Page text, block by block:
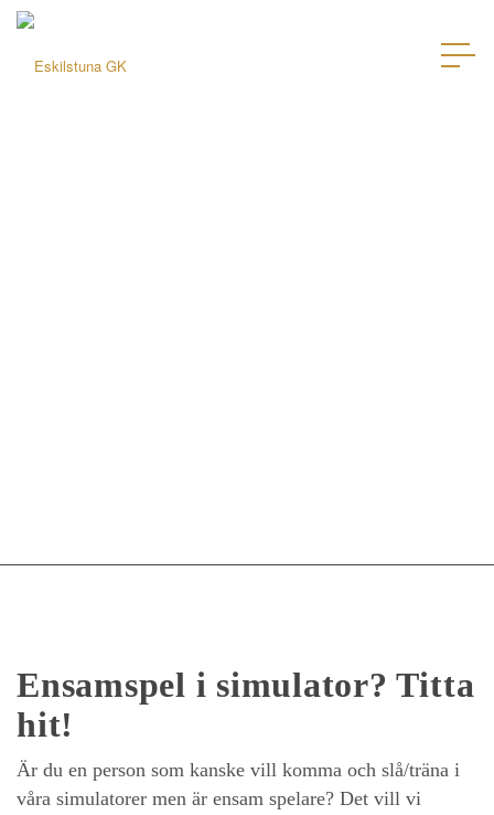
Ensamspel i simulator? Titta
hit!
Är du en person som kanske vill komma och slå/träna i
våra simulatorer men är ensam spelare? Det vill vi